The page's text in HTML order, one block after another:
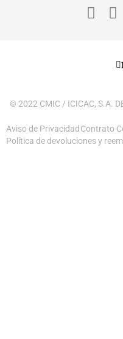
© 2022 CMIC / ICICAC, S.A.
Aviso de Privacidad Contrato
Política de devoluciones y